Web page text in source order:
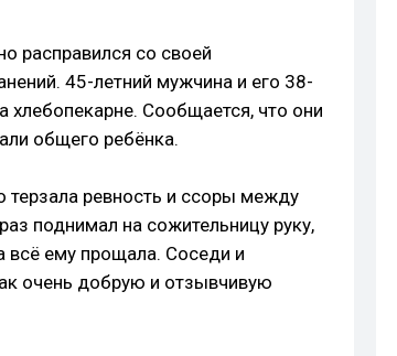
расправился со своей
45-летний мужчина и его 38-
хлебопекарне. Сообщается, что они
общего ребёнка.
ревность и ссоры между
поднимал на сожительницу руку,
всё ему прощала. Соседи и
очень добрую и отзывчивую